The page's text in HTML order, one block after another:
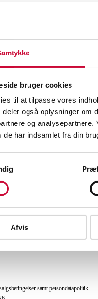
bruger cookies
til at tilpasse vores
også oplysninger om
og
de har indsamlet fra din
Afvis
vores nyhedsbrev og
Købsvilkår
samt persondatapolitik